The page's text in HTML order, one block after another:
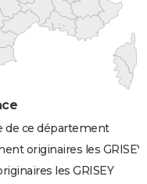
de ce département
originaires les GRISEY
les GRISEY